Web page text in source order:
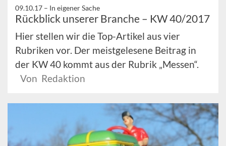
09.10.17 – In eigener Sache
Rückblick unserer Branche – KW 40/2017
Hier stellen wir die Top-Artikel aus vier
Rubriken vor. Der meistgelesene Beitrag in
der KW 40 kommt aus der Rubrik „Messen“.
Von Redaktion